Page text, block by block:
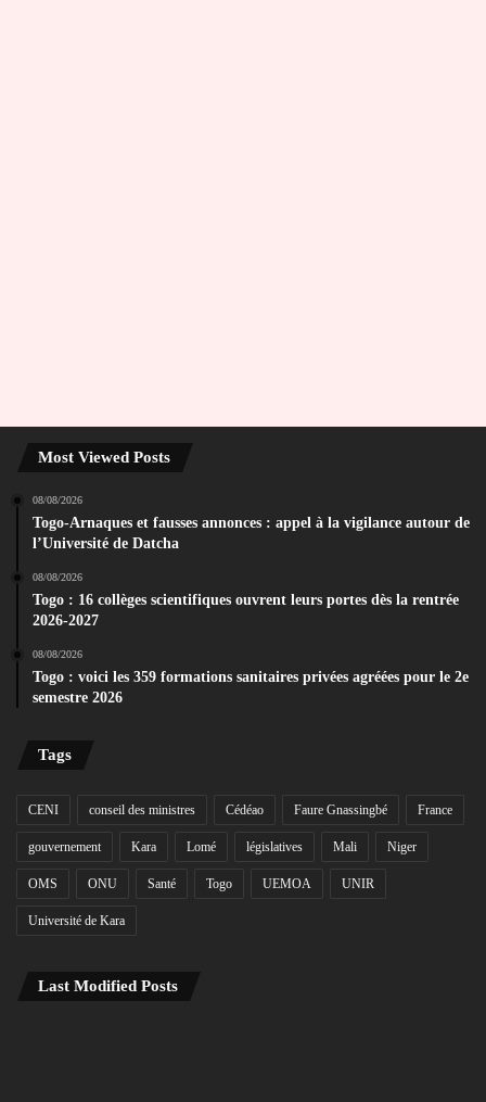
Most Viewed Posts
08/08/2026
Togo-Arnaques et fausses annonces : appel à la vigilance autour de
l’Université de Datcha
08/08/2026
Togo : 16 collèges scientifiques ouvrent leurs portes dès la rentrée
2026-2027
08/08/2026
Togo : voici les 359 formations sanitaires privées agréées pour le 2e
semestre 2026
Tags
CENI conseil des ministres Cédéao Faure Gnassingbé France
gouvernement Kara Lomé législatives Mali Niger
OMS ONU Santé Togo UEMOA UNIR
Université de Kara
Last Modified Posts